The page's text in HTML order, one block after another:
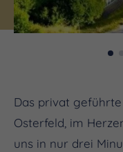
Das privat
Osterfeld, im
uns in nur drei